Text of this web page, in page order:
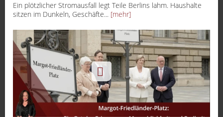
Ein plötzlicher Stromausfall legt Teile Berlins lahm. Haushalte
sitzen im Dunkeln, Geschäfte... [mehr]